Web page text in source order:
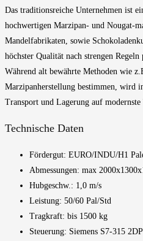
Das traditionsreiche Unternehmen ist
hochwertigen Marzipan- und Nougat-
Mandelfabrikaten, sowie
höchster Qualität nach strengen
Während alt bewährte Methoden wie
Marzipanherstellung bestimmen, wird
Transport und Lagerung auf modernste
Technische Daten
Fördergut: EURO/INDU/H1
Abmessungen: max
Hubgeschw.: 1,0 m/s
Leistung: 50/60 Pal/Std
Tragkraft: bis 1500 kg
Steuerung: Siemens S7-315 2DP